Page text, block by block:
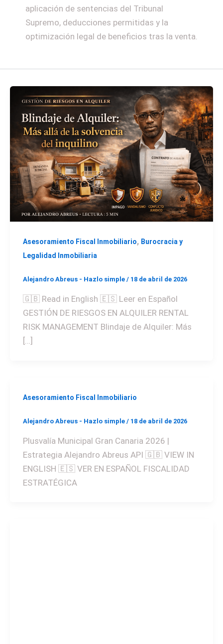
aplicación de sentencias del Tribunal
Supremo, deducciones permitidas y la
optimización legal de beneficios tras la venta.
Asesoramiento Fiscal Inmobiliario, Burocracia y
Legalidad Inmobiliaria
Alejandro Abreus - Hazlo simple / 18 de abril de 2026
🇬🇧 Read in English 🇪🇸 Leer en Español
GESTIÓN DE RIESGOS EN ALQUILER RENTAL
RISK MANAGEMENT Blindaje de Alquiler: Más
[…]
Asesoramiento Fiscal Inmobiliario
Alejandro Abreus - Hazlo simple / 18 de abril de 2026
Plusvalía Municipal Gran Canaria 2026 |
Estrategia Alejandro Abreus API 🇬🇧 VIEW IN
ENGLISH 🇪🇸 VER EN ESPAÑOL FISCALIDAD
ESTRATÉGICA